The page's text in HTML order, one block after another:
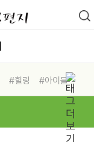
#힐링
#아이들